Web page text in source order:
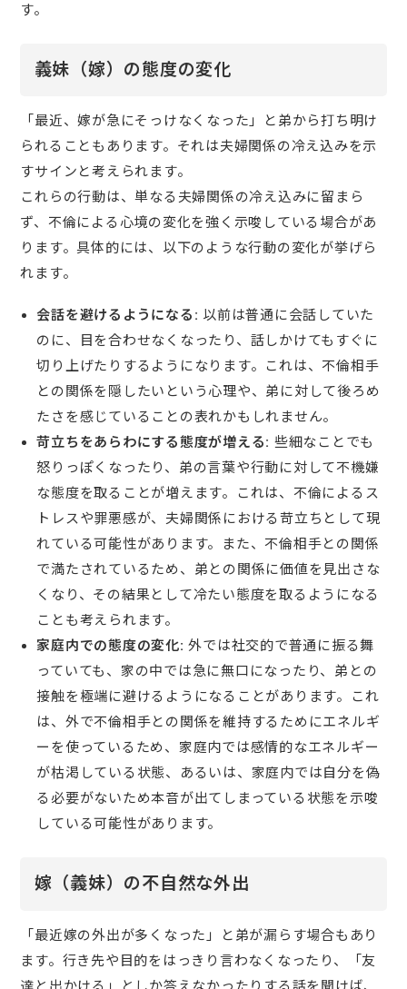
す。
義妹（嫁）の態度の変化
「最近、嫁が急にそっけなくなった」と弟から打ち明け
られることもあります。それは夫婦関係の冷え込みを示
すサインと考えられます。
これらの行動は、単なる夫婦関係の冷え込みに留まら
ず、不倫による心境の変化を強く示唆している場合があ
ります。具体的には、以下のような行動の変化が挙げら
れます。
会話を避けるようになる: 以前は普通に会話していた
のに、目を合わせなくなったり、話しかけてもすぐに
切り上げたりするようになります。これは、不倫相手
との関係を隠したいという心理や、弟に対して後ろめ
たさを感じていることの表れかもしれません。
苛立ちをあらわにする態度が増える: 些細なことでも
怒りっぽくなったり、弟の言葉や行動に対して不機嫌
な態度を取ることが増えます。これは、不倫によるス
トレスや罪悪感が、夫婦関係における苛立ちとして現
れている可能性があります。また、不倫相手との関係
で満たされているため、弟との関係に価値を見出さな
くなり、その結果として冷たい態度を取るようになる
ことも考えられます。
家庭内での態度の変化: 外では社交的で普通に振る舞
っていても、家の中では急に無口になったり、弟との
接触を極端に避けるようになることがあります。これ
は、外で不倫相手との関係を維持するためにエネルギ
ーを使っているため、家庭内では感情的なエネルギー
が枯渇している状態、あるいは、家庭内では自分を偽
る必要がないため本音が出てしまっている状態を示唆
している可能性があります。
嫁（義妹）の不自然な外出
「最近嫁の外出が多くなった」と弟が漏らす場合もあり
ます。行き先や目的をはっきり言わなくなったり、「友